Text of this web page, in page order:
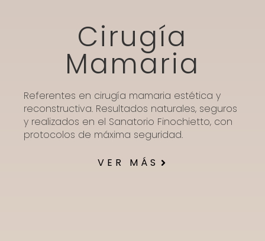
Cirugía
Mamaria
Referentes en cirugía mamaria estética y
reconstructiva. Resultados naturales, seguros
y realizados en el Sanatorio Finochietto, con
protocolos de máxima seguridad.
VER MÁS